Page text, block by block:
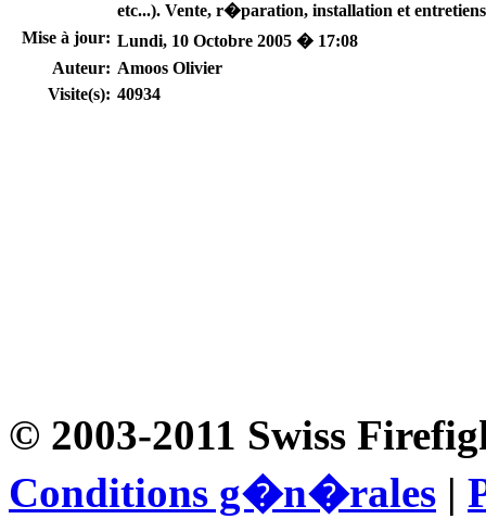
etc...). Vente, r�paration, installation et
Mise à jour: Lundi, 10 Octobre 2005 � 17:08
Auteur: Amoos Olivier
Visite(s): 40934
© 2003-2011 Swiss
Conditions g�n�rales |